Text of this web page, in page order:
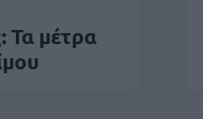
Τα μέτρα